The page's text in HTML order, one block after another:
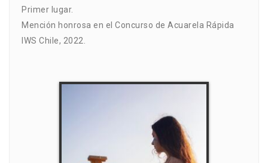
Primer lugar.
Mención honrosa en el Concurso de Acuarela Rápida
IWS Chile, 2022.